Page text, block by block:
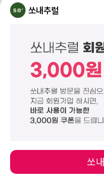
에 밀봉하여 반입 가능하
전성분
정제수, 호모살레이트, 프로판
페닐벤즈이미다졸설포닉애씨
프릴릴메티콘, 글리세린, 팔미
스테아릭애씨드, 한련초추출
추출물, 접시꽃추출물, 칼라민
이콜, 메틸다이아이소프로필
글리세린, 사이아노코발아민,
시스테아릭애씨드, 다이소듐
쏘내추럴
쏘